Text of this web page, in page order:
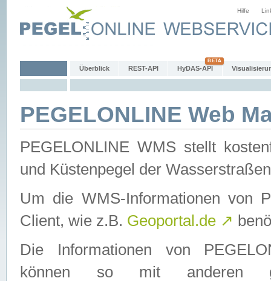
Hilfe
Überblick REST-API HyDAS-API
PEGELONLINE Web
PEGELONLINE WMS stellt
und Küstenpegel der
Um die WMS-Informationen von
Client, wie z.B. Geoportal.de ↗
Die Informationen von
können so mit anderen